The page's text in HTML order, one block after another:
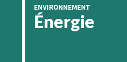
ENVIRONNEMENT
Énergie